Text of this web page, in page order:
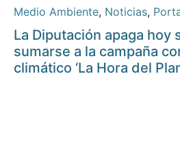
Medio Ambiente, Noticias,
La Diputación apaga hoy
sumarse a la campaña
climático ‘La Hora del